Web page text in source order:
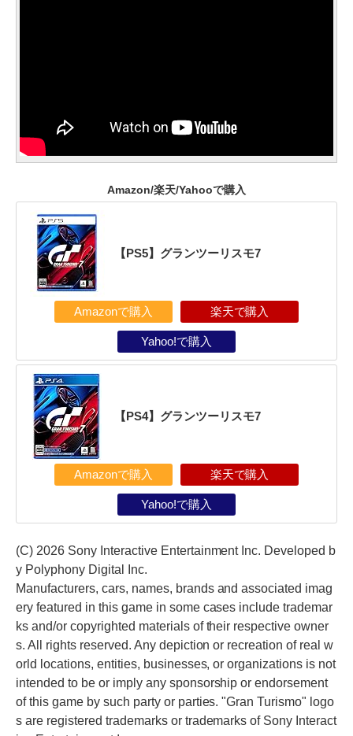
Amazon/楽天/Yahooで購入
【PS5】グランツーリスモ7
Amazonで購入 楽天で購入
Yahoo!で購入
【PS4】グランツーリスモ7
Amazonで購入 楽天で購入
Yahoo!で購入
(C) 2026 Sony Interactive Entertainment Inc. Developed b
y Polyphony Digital Inc.
Manufacturers, cars, names, brands and associated imag
ery featured in this game in some cases include trademar
ks and/or copyrighted materials of their respective owner
s. All rights reserved. Any depiction or recreation of real w
orld locations, entities, businesses, or organizations is not
intended to be or imply any sponsorship or endorsement
of this game by such party or parties. "Gran Turismo" logo
s are registered trademarks or trademarks of Sony Interact